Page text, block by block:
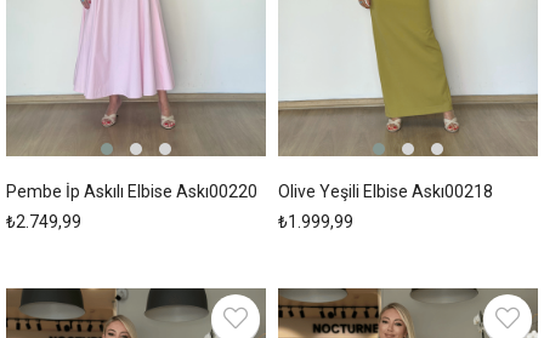
Pembe İp Askılı Elbise Askı00220
₺2.749,99
Olive Yeşili Elbise Askı00218
₺1.999,99
New
Item
New
Item